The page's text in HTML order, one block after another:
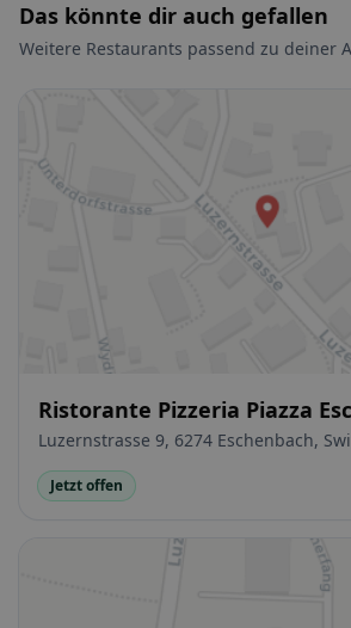
Das könnte dir auch gefallen
Weitere Restaurants passend zu deiner
Ristorante Pizzeria Piazza
Luzernstrasse 9, 6274 Eschenbach,
Jetzt offen